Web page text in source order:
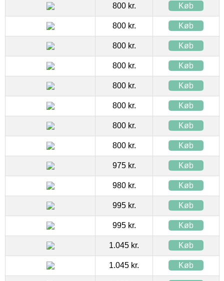
800 kr. Køb
800 kr. Køb
800 kr. Køb
800 kr. Køb
800 kr. Køb
800 kr. Køb
800 kr. Køb
800 kr. Køb
975 kr. Køb
980 kr. Køb
995 kr. Køb
995 kr. Køb
1.045 kr. Køb
1.045 kr. Køb